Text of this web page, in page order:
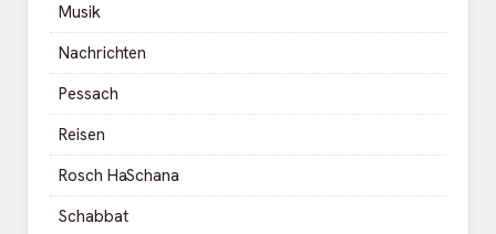
Musik
Nachrichten
Pessach
Reisen
Rosch HaSchana
Schabbat